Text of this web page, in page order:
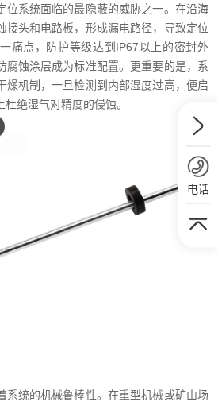
位系统面临的最隐蔽的威胁之一。在沿海
接头和电路板，形成漏电路径，导致定位
痛点，防护等级达到IP67以上的密封外
腐蚀涂层成为标准配置。更重要的是，系
燥机制，一旦检测到内部湿度过高，便启
绝湿气对精度的侵蚀。
系统的机械鲁棒性。在重型机械或矿山场
电话
可以替代MTS传感器么？